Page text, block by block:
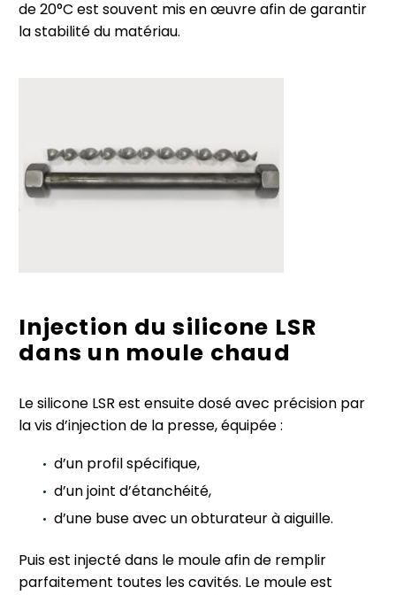
de 20°C est souvent mis en œuvre afin de garantir
la stabilité du matériau.
Injection du silicone LSR
dans un moule chaud
Le silicone LSR est ensuite dosé avec précision par
la vis d’injection de la presse, équipée :
d’un profil spécifique,
d’un joint d’étanchéité,
d’une buse avec un obturateur à aiguille.
Puis est injecté dans le moule afin de remplir
parfaitement toutes les cavités. Le moule est